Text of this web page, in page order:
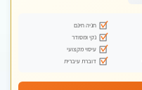
חניה חינם
נקי ומסודר
עיסוי מקצועי
דוברת עיברית